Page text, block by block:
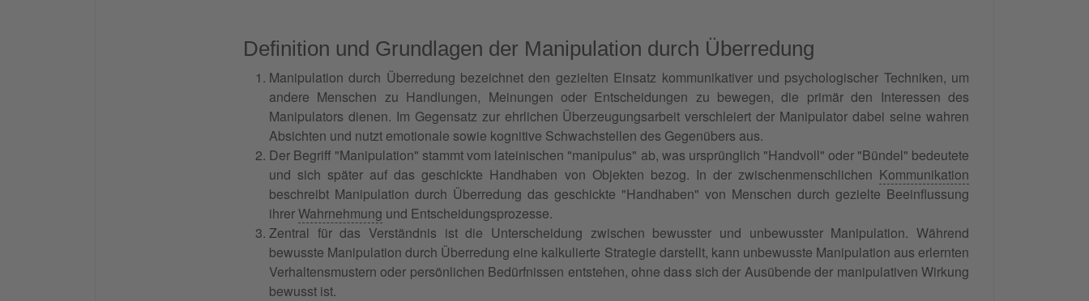
Definition und Grundlagen der Manipulation durch Überredung
Manipulation durch Überredung bezeichnet den gezielten Einsatz kommunikativer und psychologischer Techniken, um
andere Menschen zu Handlungen, Meinungen oder Entscheidungen zu bewegen, die primär den Interessen des
Manipulators dienen. Im Gegensatz zur ehrlichen Überzeugungsarbeit verschleiert der Manipulator dabei seine wahren
Absichten und nutzt emotionale sowie kognitive Schwachstellen des Gegenübers aus.
Der Begriff "Manipulation" stammt vom lateinischen "manipulus" ab, was ursprünglich "Handvoll" oder "Bündel" bedeutete
und sich später auf das geschickte Handhaben von Objekten bezog. In der zwischenmenschlichen Kommunikation
beschreibt Manipulation durch Überredung das geschickte "Handhaben" von Menschen durch gezielte Beeinflussung
ihrerWahrnehmung und Entscheidungsprozesse.
Zentral für das Verständnis ist die Unterscheidung zwischen bewusster und unbewusster Manipulation. Während
bewusste Manipulation durch Überredung eine kalkulierte Strategie darstellt, kann unbewusste Manipulation aus erlernten
Verhaltensmustern oder persönlichen Bedürfnissen entstehen, ohne dass sich der Ausübende der manipulativen Wirkung
bewusst ist.